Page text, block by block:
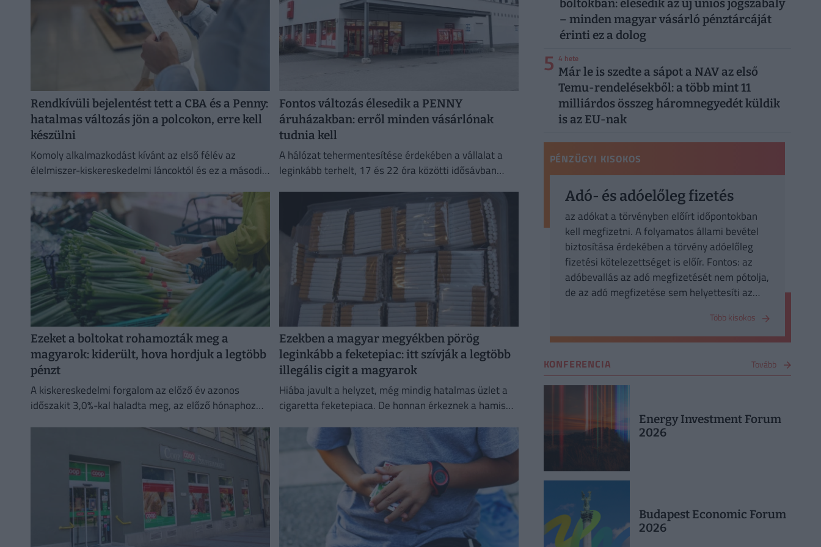
Rendkívüli bejelentést tett a CBA és a Penny:
hatalmas változás jön a polcokon, erre kell
készülni
Komoly alkalmazkodást kívánt az első félév az
élelmiszer-kiskereskedelmi láncoktól és ez a második
Fontos változás élesedik a PENNY
áruházakban: erről minden vásárlónak
tudnia kell
A hálózat tehermentesítése érdekében a vállalat a
leginkább terhelt, 17 és 22 óra közötti idősávban
Ezeket a boltokat rohamozták meg a
magyarok: kiderült, hova hordjuk a legtöbb
pénzt
A kiskereskedelmi forgalom az előző év azonos
időszakit 3,0%-kal haladta meg, az előző hónaphoz
Ezekben a magyar megyékben pörög
leginkább a feketepiac: itt szívják a legtöbb
illegális cigit a magyarok
Hiába javult a helyzet, még mindig hatalmas üzlet a
cigaretta feketepiaca. De honnan érkeznek a hamis
boltokban: élesedik az új uniós jogszabály
– minden magyar vásárló pénztárcáját
érinti ez a dolog
5 4 hete
Már le is szedte a sápot a NAV az első
Temu-rendelésekből: a több mint 11
milliárdos összeg háromnegyedét küldik
is az EU-nak
PÉNZÜGYI KISOKOS
Adó- és adóelőleg fizetés
az adókat a törvényben előírt időpontokban
kell megfizetni. A folyamatos állami bevétel
biztosítása érdekében a törvény adóelőleg
fizetési kötelezettséget is előír. Fontos: az
adóbevallás az adó megfizetését nem pótolja,
de az adó megfizetése sem helyettesíti az
Több kisokos
KONFERENCIA Tovább
Energy Investment Forum
2026
Budapest Economic Forum
2026